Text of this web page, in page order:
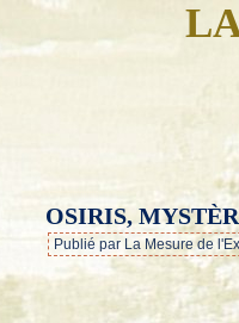
OSIRIS,
Publié par La Mesure de